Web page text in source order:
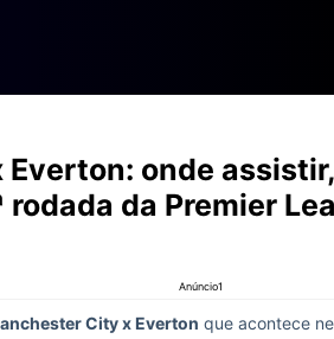
onde
da Premier
Anúncio1
City x Everton que acontece